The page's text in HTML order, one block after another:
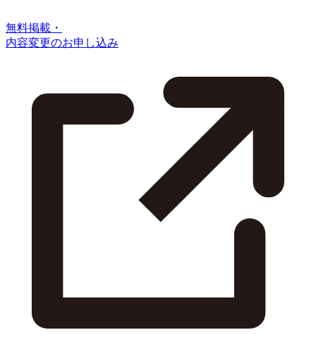
無料掲載・
内容変更のお申し込み